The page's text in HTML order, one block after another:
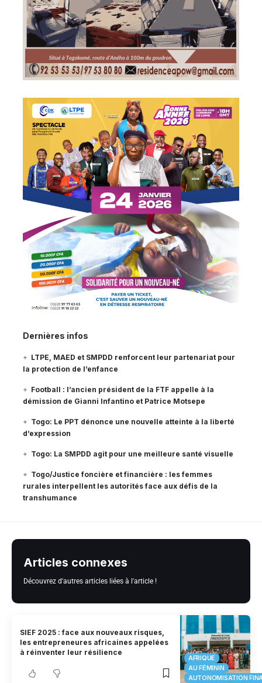
Dernières infos
LTPE, MAED et SMPDD renforcent leur partenariat pour
la protection de l’enfance
Football : l’ancien président de la FTF appelle à la
démission de Gianni Infantino et Patrice Motsepe
Togo: Le PPT dénonce une nouvelle atteinte à la liberté
d’expression
Togo: La SMPDD agit pour une meilleure santé visuelle
Togo/Justice foncière et financière : les femmes
rurales interpellent les autorités face aux défis de la
transhumance
Articles connexes
Découvrez d'autres articles liées à l'article !
AFRIQUE
AU FÉMININ
AUTONOMISATION
SIEF 2025 : face aux nouveaux risques,
les entrepreneures africaines appelées
à réinventer leur résilience